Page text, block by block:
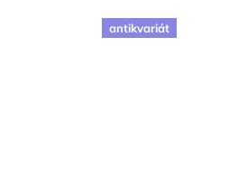
antikvariát